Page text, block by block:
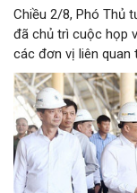
Chiều 2/8, Phó Thủ
đã chủ trì cuộc họp
các đơn vị liên quan
độ triển khai các dự
nhất của Việt Nam -